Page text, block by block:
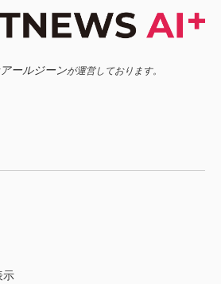
ールジーンが運営しております。
示